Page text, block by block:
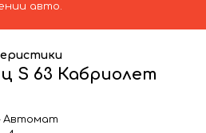
авто.
S 63 Кабриолет
Автомат